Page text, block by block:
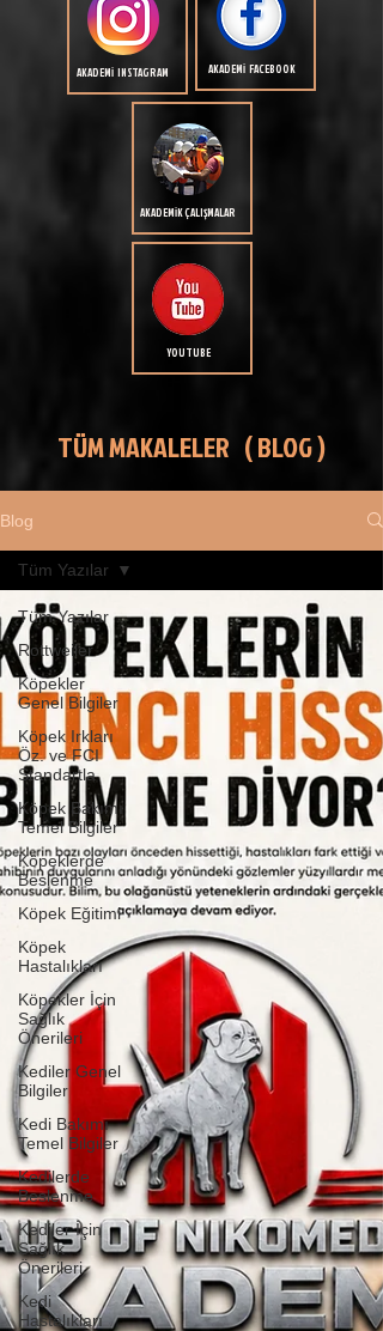
AKADEMİ INSTAGRAM AKADEMİ FACEBOOK
AKADEMİK ÇALIŞMALAR
YOUTUBE
TÜM MAKALELER ( BLOG )
Blog
Tüm Yazılar
Rottweiler
Köpekler
Genel Bilgiler
Köpek Irkları
Öz. ve FCI
Standartla
Köpek Bakımı
Temel Bilgiler
Köpeklerde
Beslenme
Köpek Eğitimi
Köpek
Hastalıkları
Köpekler İçin
Sağlık
Önerileri
Kediler Genel
Bilgiler
Kedi Bakımı
Temel Bilgiler
Kedilerde
Beslenme
Kediler İçin
Sağlık
Önerileri
Kedi
Hastalıkları
Tüm Yazılar